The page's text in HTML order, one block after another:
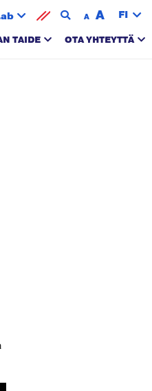
A A FI
TAIDE OTA YHTEYTTÄ